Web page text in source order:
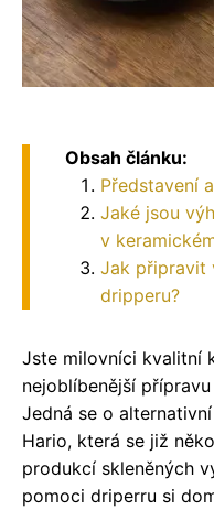
Obsah článku:
Představení
Jaké jsou
v
Jak připravit
dripperu?
Jste milovníci kvalitní
nejoblíbenější
Jedná se o
Hario, která se již
produkcí skleněných
pomoci driperru si